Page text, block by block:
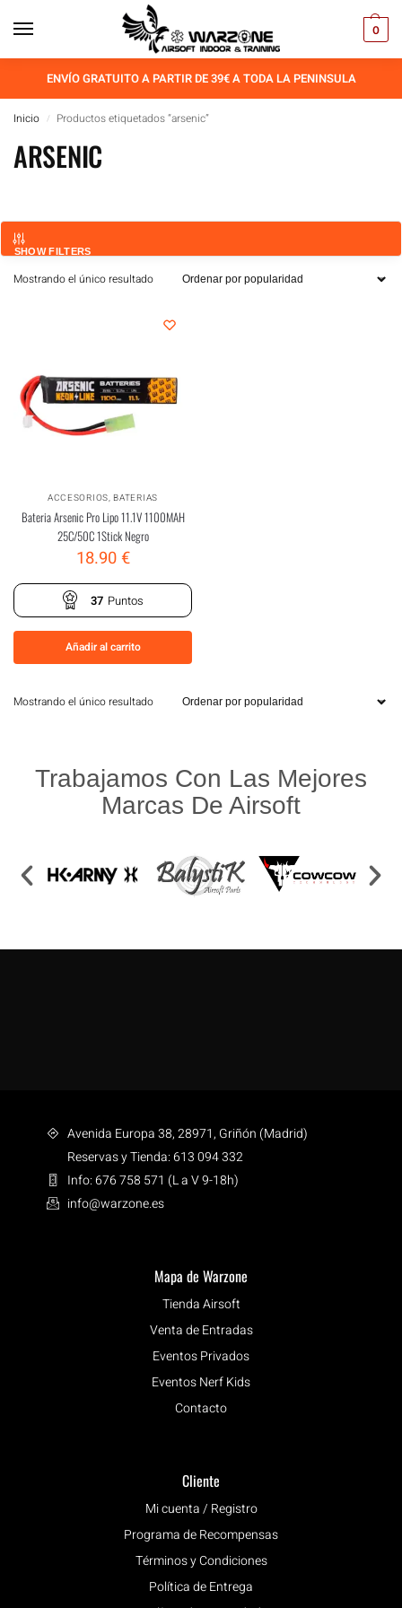
0
ENVÍO GRATUITO A PARTIR DE 39€ A TODA LA PENINSULA
Inicio / Productos etiquetados “arsenic”
ARSENIC
SHOW FILTERS
Mostrando el único resultado
ACCESORIOS,BATERIAS
Bateria Arsenic Pro Lipo 11.1V 1100MAH
25C/50C 1Stick Negro
18.90€
37 Puntos
Añadir al carrito
Mostrando el único resultado
Trabajamos Con Las Mejores
Marcas De Airsoft
Avenida Europa 38, 28971, Griñón (Madrid)
Reservas y Tienda: 613 094 332
Info: 676 758 571 (L a V 9-18h)
info@warzone.es
Mapa de Warzone
Tienda Airsoft
Venta de Entradas
Eventos Privados
Eventos Nerf Kids
Contacto
Cliente
Mi cuenta / Registro
Programa de Recompensas
Términos y Condiciones
Política de Entrega